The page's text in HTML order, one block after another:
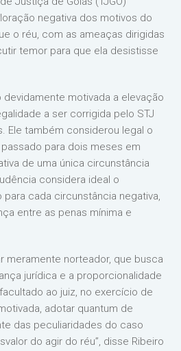
negativa dos motivos do
o réu, com as ameaças dirigidas
temor para que ela desistisse
devidamente motivada a elevação
a ser corrigida pelo STJ
Ele também considerou legal o
para dois meses em
de uma única circunstância
considera ideal o
cada circunstância negativa,
entre as penas mínima e
meramente norteador, que busca
jurídica e a proporcionalidade
ao juiz, no exercício de
adotar quantum de
das peculiaridades do caso
do agir do réu”, disse Ribeiro